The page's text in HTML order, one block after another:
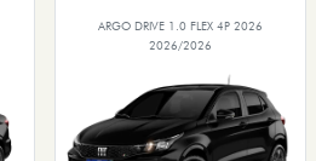
ARGO DRIVE 1.0 FLEX 4P 2026
2026/2026